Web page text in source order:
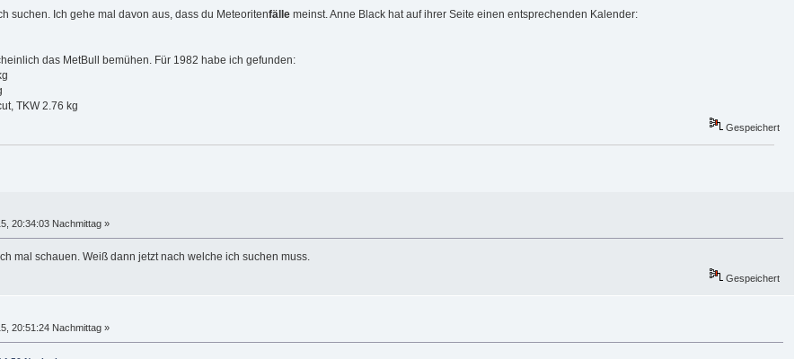
suchen. Ich gehe mal davon aus, dass du Meteoritenfällemeinst. Anne Black hat auf ihrer Seite einen entsprechenden Kalender:
das MetBull bemühen. Für 1982 habe ich gefunden:
TKW 2.76 kg
Gespeichert
20:34:03 Nachmittag »
mal schauen. Weiß dann jetzt nach welche ich suchen muss.
Gespeichert
20:51:24 Nachmittag »